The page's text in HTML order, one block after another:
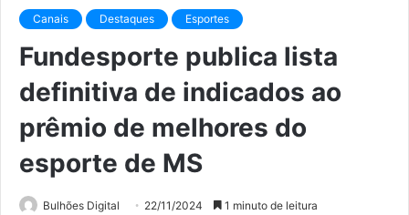
Canais Destaques Esportes
Fundesporte publica lista
definitiva de indicados ao
prêmio de melhores do
esporte de MS
Bulhões Digital 22/11/2024 1 minuto de leitura